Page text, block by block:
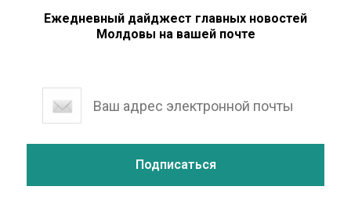
Ежедневный дайджест главных новостей
Молдовы на вашей почте